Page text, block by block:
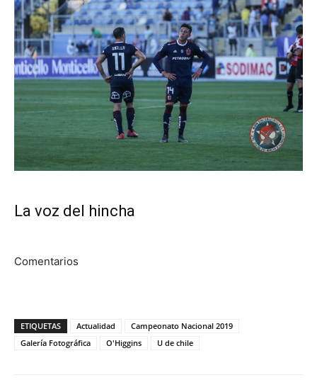
La voz del hincha
Comentarios
ETIQUETAS Actualidad
Campeonato Nacional 2019
Galería Fotográfica
O'Higgins U de chile